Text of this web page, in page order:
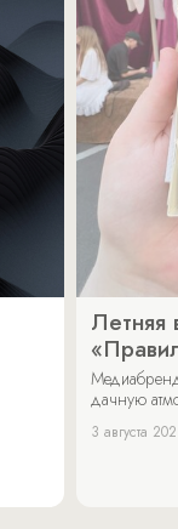
Летняя
дачную
3 августа